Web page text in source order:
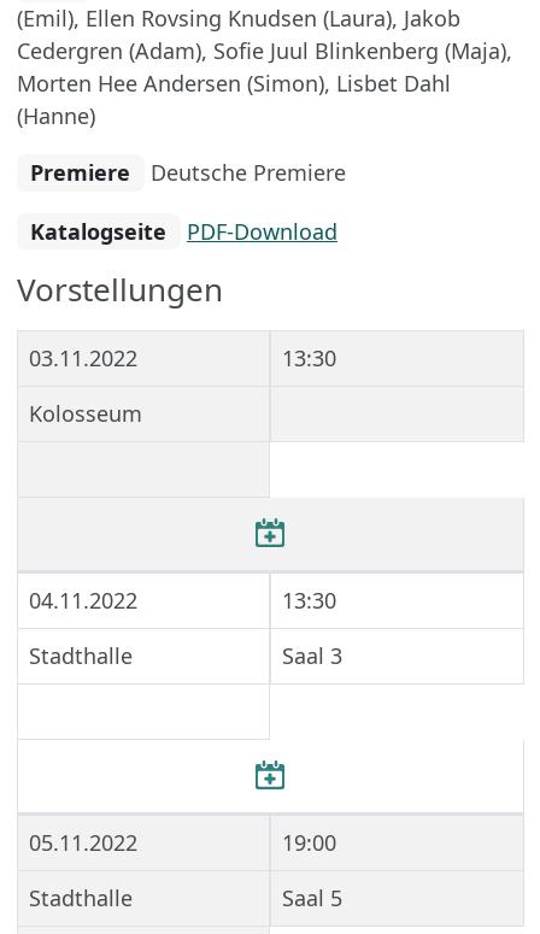
(Emil), Ellen Rovsing Knudsen (Laura), Jakob
Cedergren (Adam), Sofie Juul Blinkenberg (Maja),
Morten Hee Andersen (Simon), Lisbet Dahl
(Hanne)
Premiere
Deutsche Premiere
Katalogseite PDF-Download
Vorstellungen
03.11.2022
13:30
Kolosseum
04.11.2022
13:30
Stadthalle
Saal 3
05.11.2022
19:00
Stadthalle
Saal 5